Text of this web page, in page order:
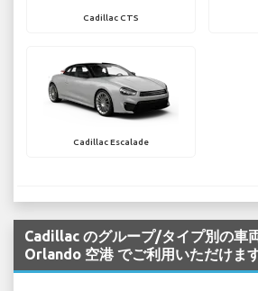
Cadillac CTS
Cadillac Escalade
Cadillac のグループ/タイプ別の車
Orlando 空港 でご利用いただけま